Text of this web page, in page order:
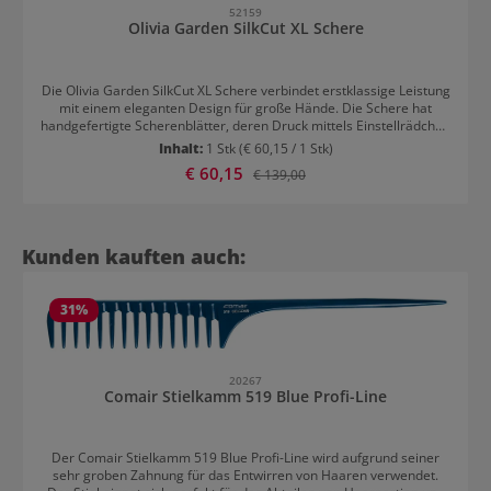
52159
Olivia Garden SilkCut XL Schere
Die Olivia Garden SilkCut XL Schere verbindet erstklassige Leistung
mit einem eleganten Design für große Hände. Die Schere hat
handgefertigte Scherenblätter, deren Druck mittels Einstellrädchen
reguliert werden kann. Die ergonomische Form für ein
komfortables und entspanntes Arbeiten entlastet das Handgelenk.
Die extra großen Augenringe wurden an große Hände angepasst,
Inhalt: 1 Stk(€ 60,15 / 1 Stk)
Verkaufspreis:
€ 60,15 Regulärer Preis:
€ 139,00
Produktgalerie überspringen
Kunden kauften auch:
31%
20267
Comair Stielkamm 519 Blue Profi-Line
Der Comair Stielkamm 519 Blue Profi-Line wird aufgrund seiner
sehr groben Zahnung für das Entwirren von Haaren verwendet.